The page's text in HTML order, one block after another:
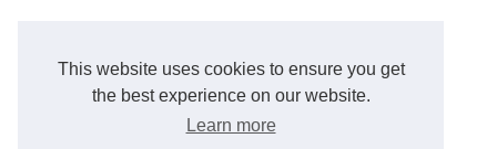
This website uses cookies to ensure you get
the best experience on our website.
Learn more